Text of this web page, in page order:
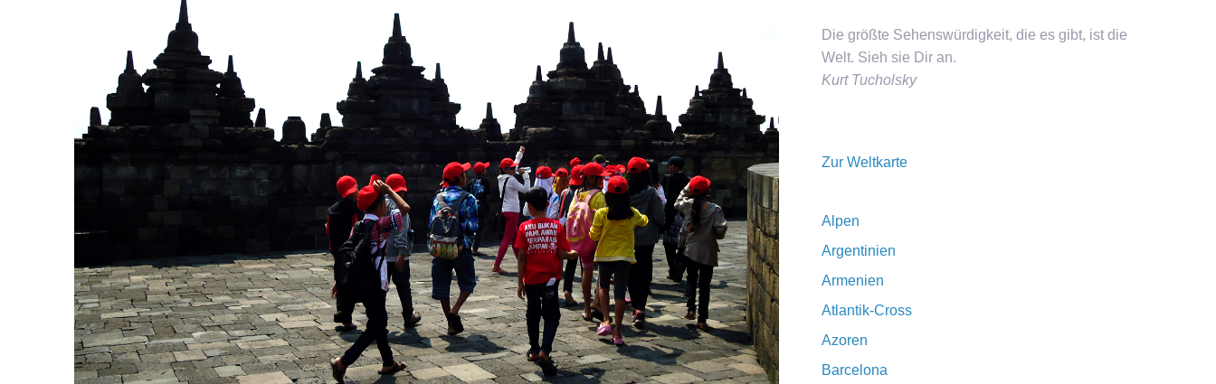
Die größte Sehenswürdigkeit, die es gibt, ist die
Welt. Sieh sie Dir an.
Kurt Tucholsky
Zur Weltkarte
Alpen
Argentinien
Armenien
Atlantik-Cross
Azoren
Barcelona